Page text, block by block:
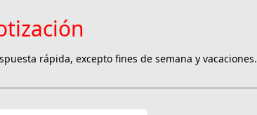
rápida, excepto fines de semana y vacaciones.